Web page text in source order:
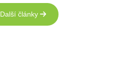
Další články